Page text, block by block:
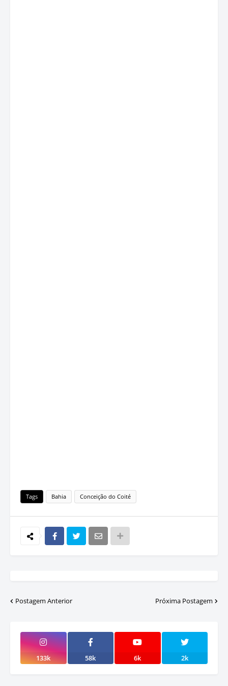
Tags Bahia Conceição do Coité
Postagem Anterior Próxima Postagem
133k 58k 6k 2k